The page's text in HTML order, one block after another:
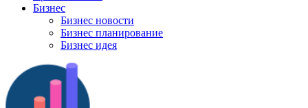
Бизнес
Бизнес новости
Бизнес планирование
Бизнес идея